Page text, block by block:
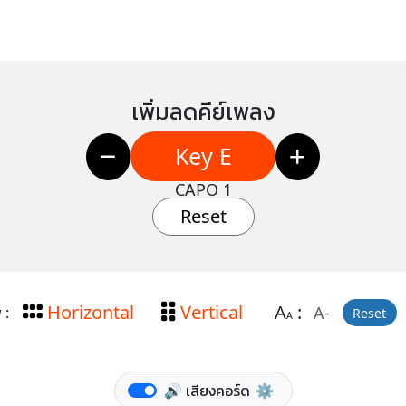
เพิ่มลดคีย์เพลง
Key E
CAPO 1
Reset
: Horizontal Vertical AA: A- Reset
🔊 เสียงคอร์ด ⚙️